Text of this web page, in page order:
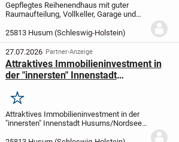
Gepflegtes Reihenendhaus mit guter
Raumaufteilung, Vollkeller, Garage und
HusumAufteilung:Erdgeschoss:
kombiniertes Wohn- und Esszimmer mit
Zugang zur überdachten Terrasse, Küche
mit...
25813 Husum (Schleswig-Holstein)
27.07.2026 Partner-Anzeige
Attraktives Immobilieninvestment in
der "innersten" Innenstadt
Merken
Attraktives Immobilieninvestment in der
"innersten" Innenstadt Husums/Nordsee,